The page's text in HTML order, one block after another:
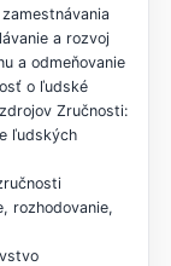
a rozvoj
a odmeňovanie
o ľudské
Zručnosti:
ľudských
rozhodovanie,